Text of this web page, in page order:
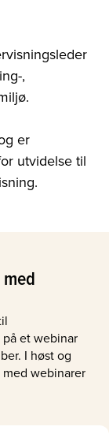
,
er
utvidelse til
et webinar
I høst og
webinarer